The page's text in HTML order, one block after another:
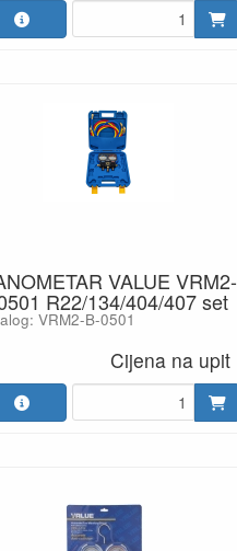
VALUE VRM2-
R22/134/404/407 set
VRM2-B-0501
Cijena na upit